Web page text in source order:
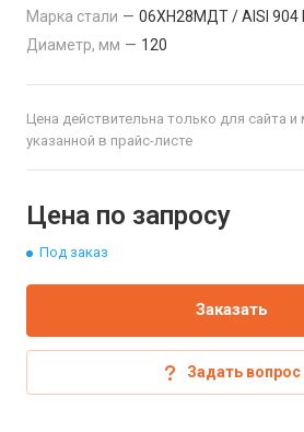
Марка стали — 06ХН28МДТ / AISI 904 L
Диаметр, мм — 120
Цена действительна только для сайта
указанной в прайс-листе
Цена по запросу
Под заказ
Заказать
Задать вопрос